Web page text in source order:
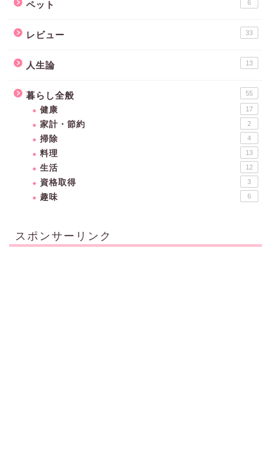
ペット 6
レビュー 33
人生論 13
暮らし全般 55
健康 17
家計・節約 2
掃除 4
料理 13
生活 12
資格取得 3
趣味 6
スポンサーリンク